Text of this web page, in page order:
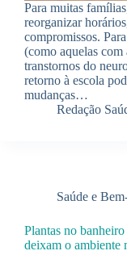
Para muitas
reorganizar
compromissos.
(como aquelas
transtornos do
retorno à escola
mudanças…
Redação
Saúde e
Plantas no
deixam o ambiente